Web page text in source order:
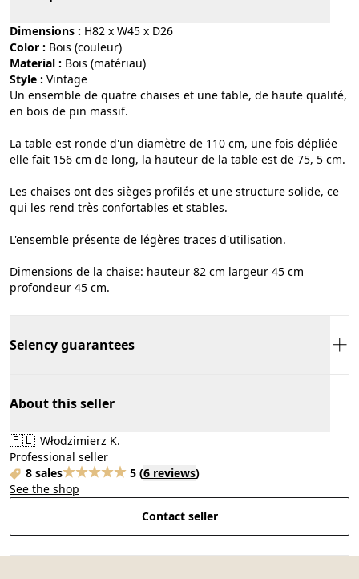
Dimensions : H82 x W45 x D26
Color :
bois (couleur)
Material :
bois (matériau)
Style :
vintage
Un ensemble de quatre chaises et une table, de haute qualité,
en bois de pin massif.
La table est ronde d'un diamètre de 110 cm, une fois dépliée
elle fait 156 cm de long, la hauteur de la table est de 75, 5 cm.
Les chaises ont des sièges profilés et une structure solide, ce
qui les rend très confortables et stables.
L'ensemble présente de légères traces d'utilisation.
Dimensions de la chaise: hauteur 82 cm largeur 45 cm
profondeur 45 cm.
Selency guarantees
About this seller
🇵🇱 Włodzimierz K.
Professional seller
8 sales
5 (6 reviews)
See the shop
Contact seller